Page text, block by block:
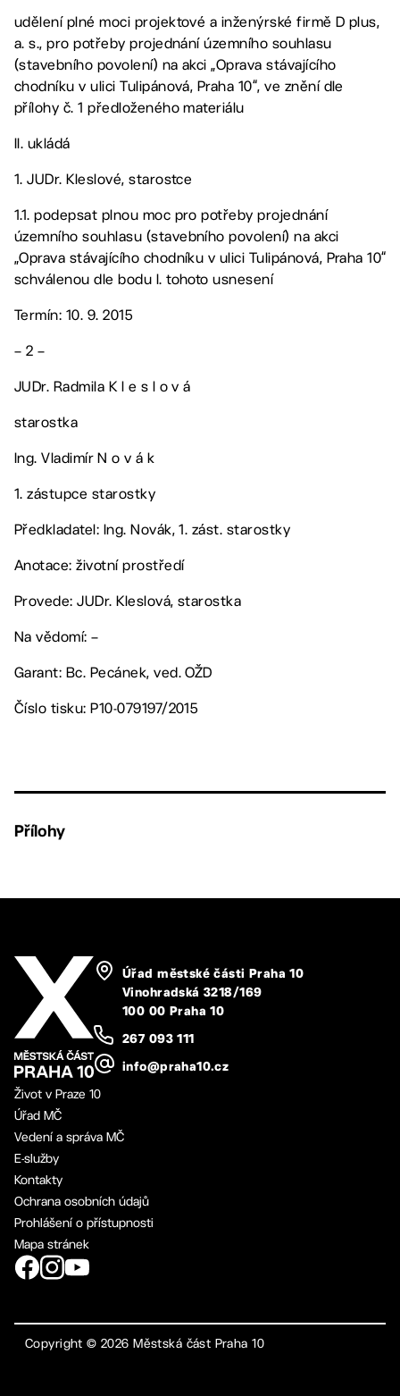
udělení plné moci projektové a inženýrské firmě D plus,
a. s., pro potřeby projednání územního souhlasu
(stavebního povolení) na akci „Oprava stávajícího
chodníku v ulici Tulipánová, Praha 10“, ve znění dle
přílohy č. 1 předloženého materiálu
II. ukládá
1. JUDr. Kleslové, starostce
1.1. podepsat plnou moc pro potřeby projednání
územního souhlasu (stavebního povolení) na akci
„Oprava stávajícího chodníku v ulici Tulipánová, Praha 10“
schválenou dle bodu I. tohoto usnesení
Termín: 10. 9. 2015
– 2 –
JUDr. Radmila K l e s l o v á
starostka
Ing. Vladimír N o v á k
1. zástupce starostky
Předkladatel: Ing. Novák, 1. zást. starostky
Anotace: životní prostředí
Provede: JUDr. Kleslová, starostka
Na vědomí: –
Garant: Bc. Pecánek, ved. OŽD
Číslo tisku: P10-079197/2015
Přílohy
Úřad městské části Praha 10
Vinohradská 3218/169
100 00 Praha 10
267 093 111
info@praha10.cz
Život v Praze 10
Úřad MČ
Vedení a správa MČ
E-služby
Kontakty
Ochrana osobních údajů
Prohlášení o přístupnosti
Mapa stránek
Copyright ©2026 Městská část Praha 10